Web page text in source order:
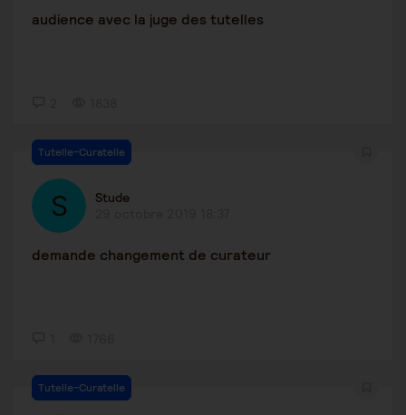
audience avec la juge des tutelles
Tutelle-Curatelle
Stude
demande changement de curateur
Tutelle-Curatelle